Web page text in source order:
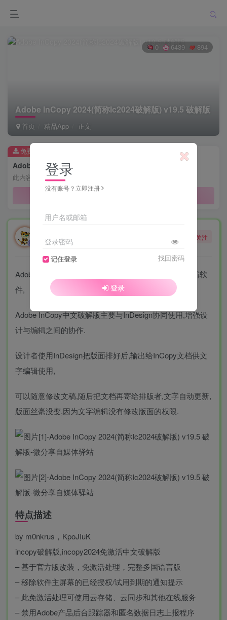
Adobe InCopy 2024(简称Ic2024破解版) v19.5 破解版
首页 精品App 正文
0 6439 894
Adobe InCopy 2024(简称Ic2024破解版) v19.5 破解版
此内容为免费资源，请登录后查看
免费资源
酒醒只在花前坐，酒醉还来花下眠。
关注
Adobe InCopy 2024破解版(简称IC)文字编写和副本编辑软
件,
Adobe InCopy中文破解版主要与InDesign协同使用,增强设
计与编辑之间的协作.
设计者使用InDesign把版面排好后,输出给InCopy文档供文
字编辑使用,
可以随意修改文稿,随后把文档再寄给排版者,文字自动更新,
版面丝毫没变,因为文字编辑没有修改版面的权限.
特点描述
by m0nkrus，KpoJIuK
incopy破解版,incopy2024免激活中文破解版
– 基于官方版改装，免激活处理，完整多国语言版
– 移除软件主屏幕的已经授权/试用到期的通知提示
– 此免激活处理可使用云存储、云同步和其他在线服务
– 禁用Adobe产品后台跟踪器和匿名数据日志上报程序
登录
没有账号？立即注册
用户名或邮箱
登录密码
记住登录 找回密码
登录